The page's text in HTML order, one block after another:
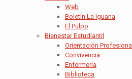
Web
Boletín La Iguana
El Pulpo
Bienestar Estudiantil
Orientación Profesional
Convivencia
Enfermería
Biblioteca